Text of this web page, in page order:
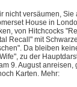
nicht versäumen,
House in
von Hitchcocks
Recall" mit
Da bleiben
zu der
9. August anreisen,
Karten. Mehr: